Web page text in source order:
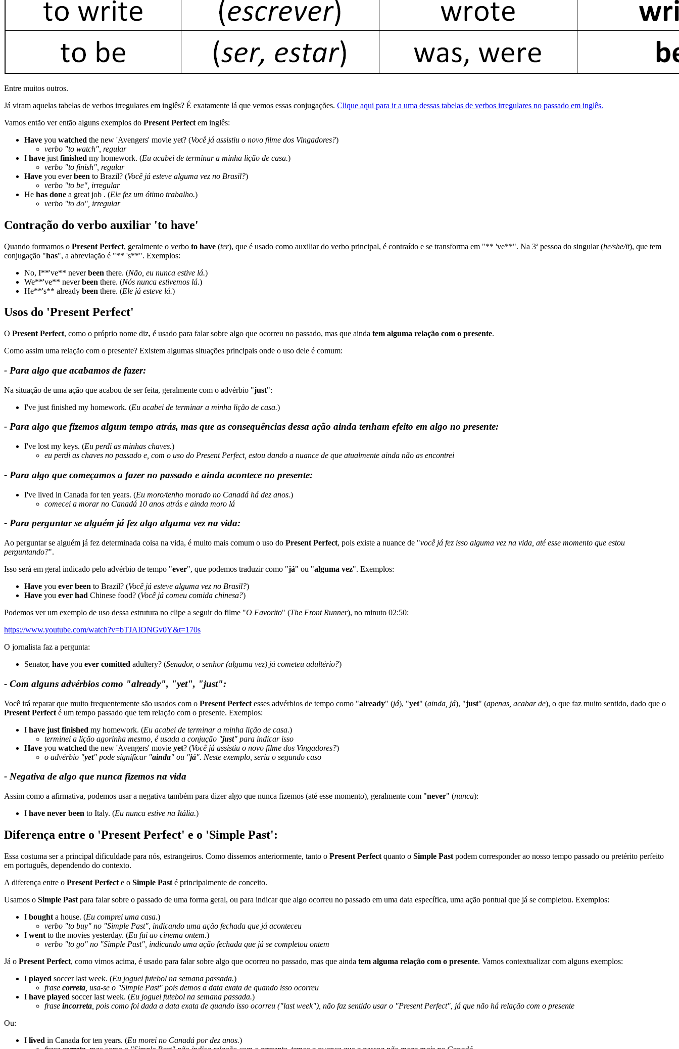
Entre muitos outros.
Já viram aquelas tabelas de verbos irregulares em inglês? É exatamente lá que vemos essas conjugações. Clique aqui para ir a uma dessas tabelas de verbos irregulares no passado em inglês.
Vamos então ver então alguns exemplos do Present Perfect em inglês:
Have you watched the new 'Avengers' movie yet? (Você já assistiu o novo filme dos Vingadores?)
verbo "to watch", regular
I have just finished my homework. (Eu acabei de terminar a minha lição de casa.)
verbo "to finish", regular
Have you everbeen to Brazil? (Você já esteve alguma vez no Brasil?)
verbo "to be", irregular
He has done a great job . (Ele fez um ótimo trabalho.)
verbo "to do", irregular
Contração do verbo auxiliar 'to have'
Quando formamos o Present Perfect, geralmente o verbo to have (ter), que é usado como auxiliar do verbo principal, é contraído e se transforma em "** 've**". Na 3ª pessoa do singular (he/she/it), que tem
conjugação "has", a abreviação é "** 's**". Exemplos:
No, I**'ve** neverbeen there. (Não, eu nunca estive lá.)
We**'ve** neverbeen there. (Nós nunca estivemos lá.)
He**'s** already been there. (Ele já esteve lá.)
Usos do 'Present Perfect'
O Present Perfect, como o próprio nome diz, é usado para falar sobre algo que ocorreu no passado, mas que ainda tem alguma relação com o presente.
Como assim uma relação com o presente? Existem algumas situações principais onde o uso dele é comum:
- Para algo que acabamos de fazer:
Na situação de uma ação que acabou de ser feita, geralmente com o advérbio "just":
I've just finished my homework. (Eu acabei de terminar a minha lição de casa.)
- Para algo que fizemos algum tempo atrás, mas que as consequências dessa ação ainda tenham efeito em algo no presente:
I've lost my keys. (Eu perdi as minhas chaves.)
eu perdi as chaves no passado e, com o uso do Present Perfect, estou dando a nuance de que atualmente ainda não as encontrei
- Para algo que começamos a fazer no passado e ainda acontece no presente:
I've lived in Canada for ten years. (Eu moro/tenho morado no Canadá há dez anos.)
comecei a morar no Canadá 10 anos atrás e ainda moro lá
- Para perguntar se alguém já fez algo alguma vez na vida:
Ao perguntar se alguém já fez determinada coisa na vida, é muito mais comum o uso do Present Perfect, pois existe a nuance de "você já fez isso alguma vez na vida, até esse momento que estou
perguntando?".
Isso será em geral indicado pelo advérbio de tempo "ever", que podemos traduzir como "já" ou "alguma vez". Exemplos:
Have you ever been to Brazil? (Você já esteve alguma vez no Brasil?)
Have you ever had Chinese food? (Você já comeu comida chinesa?)
Podemos ver um exemplo de uso dessa estrutura no clipe a seguir do filme "O Favorito" (The Front Runner), no minuto 02:50:
https://www.youtube.com/watch?v=bTJAIONGv0Y&t=170s
O jornalista faz a pergunta:
Senator, have you ever comitted adultery? (Senador, o senhor (alguma vez) já cometeu adultério?)
- Com alguns advérbios como "already", "yet", "just":
Você irá reparar que muito frequentemente são usados com o Present Perfect esses advérbios de tempo como "already" (já), "yet" (ainda, já), "just" (apenas, acabar de), o que faz muito sentido, dado que o
Present Perfect é um tempo passado que tem relação com o presente. Exemplos:
I have just finished my homework. (Eu acabei de terminar a minha lição de casa.)
terminei a lição agorinha mesmo, é usada a conjução "just" para indicar isso
Have you watched the new 'Avengers' movie yet? (Você já assistiu o novo filme dos Vingadores?)
o advérbio "yet" pode significar "ainda" ou "já". Neste exemplo, seria o segundo caso
- Negativa de algo que nunca fizemos na vida
Assim como a afirmativa, podemos usar a negativa também para dizer algo que nunca fizemos (até esse momento), geralmente com "never" (nunca):
I have never been to Italy. (Eu nunca estive na Itália.)
Diferença entre o 'Present Perfect' e o 'Simple Past':
Essa costuma ser a principal dificuldade para nós, estrangeiros. Como dissemos anteriormente, tanto o Present Perfect quanto o Simple Past podem corresponder ao nosso tempo passado ou pretérito perfeito
em português, dependendo do contexto.
A diferença entre o Present Perfect e o Simple Past é principalmente de conceito.
Usamos o Simple Past para falar sobre o passado de uma forma geral, ou para indicar que algo ocorreu no passado em uma data específica, uma ação pontual que já se completou. Exemplos:
I bought a house. (Eu comprei uma casa.)
verbo "to buy" no "Simple Past", indicando uma ação fechada que já aconteceu
I went to the movies yesterday. (Eu fui ao cinema ontem.)
verbo "to go" no "Simple Past", indicando uma ação fechada que já se completou ontem
Já o Present Perfect, como vimos acima, é usado para falar sobre algo que ocorreu no passado, mas que ainda tem alguma relação com o presente. Vamos contextualizar com alguns exemplos:
I played soccer last week. (Eu joguei futebol na semana passada.)
frase correta , usa-se o "Simple Past" pois demos a data exata de quando isso ocorreu
I have played soccer last week. (Eu joguei futebol na semana passada.)
frase incorreta , pois como foi dada a data exata de quando isso ocorreu ("last week"), não faz sentido usar o "Present Perfect", já que não há relação com o presente
Ou:
I lived in Canada for ten years. (Eu morei no Canadá por dez anos.)